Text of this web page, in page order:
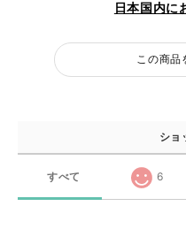
日本国内に
この商品
ショ
すべて 6